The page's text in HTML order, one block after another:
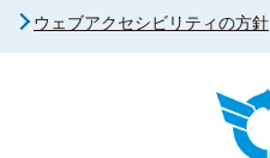
ウェブアクセシビリティの方針